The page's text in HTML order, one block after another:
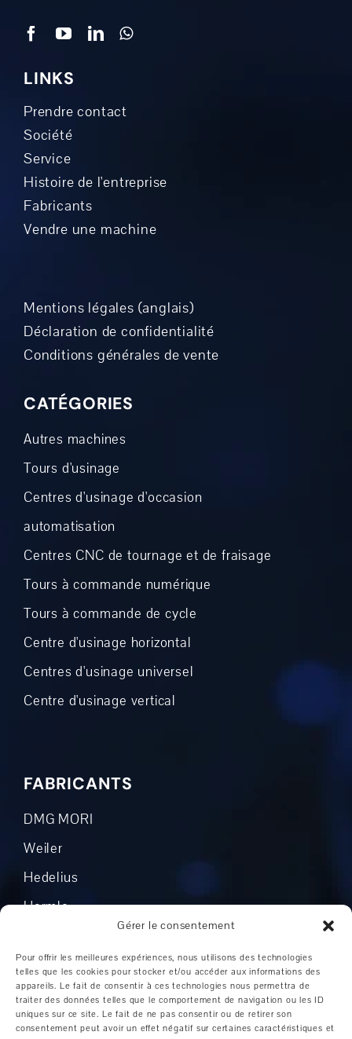
Gérer le consentement
Pour offrir les meilleures expériences, nous utilisons des technologies
telles que les cookies pour stocker et/ou accéder aux informations des
appareils. Le fait de consentir à ces technologies nous permettra de
traiter des données telles que le comportement de navigation ou les ID
uniques sur ce site. Le fait de ne pas consentir ou de retirer son
consentement peut avoir un effet négatif sur certaines caractéristiques et
LINKS
Prendre contact
Société
Service
Histoire de l'entreprise
Fabricants
Vendre une machine
Mentions légales (anglais)
Déclaration de confidentialité
Conditions générales de vente
CATÉGORIES
Autres machines
Tours d'usinage
Centres d'usinage d'occasion
automatisation
Centres CNC de tournage et de fraisage
Tours à commande numérique
Tours à commande de cycle
Centre d'usinage horizontal
Centres d'usinage universel
Centre d'usinage vertical
FABRICANTS
DMG MORI
Weiler
Hedelius
Hermle
Okuma
Boehringer
Grob